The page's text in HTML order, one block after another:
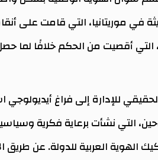
في موريتانيا، التي قامت على
التي أقصيت من الحكم خلافًا
للإدارة إلى فراغ أيديولوجي
التي نشأت برعاية فكرية
الهوية العربية للدولة. عن طريق